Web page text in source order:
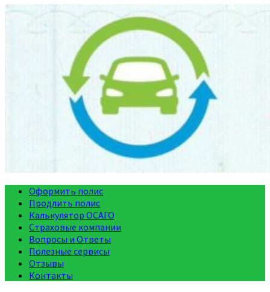
Оформить полис
Продлить полис
Калькулятор ОСАГО
Страховые компании
Вопросы и Ответы
Полезные сервисы
Отзывы
Контакты